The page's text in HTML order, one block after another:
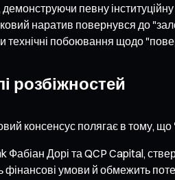
певну
наратив повернувся до
побоювання щодо
розбіжностей
консенсус полягає в тому,
Дорі та QCP Capital,
умови й обмежить